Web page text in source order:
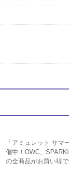
「アミュレット サマ
催中！OWC、
の全商品がお買い得で